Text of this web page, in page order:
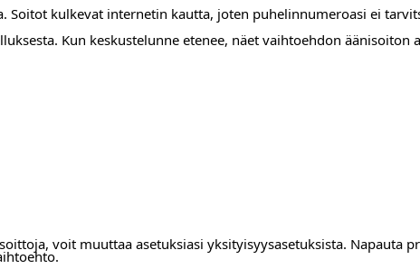
kulkevat internetin kautta, joten puhelinnumeroasi ei
Kun keskustelunne etenee, näet vaihtoehdon äänisoiton
voit muuttaa asetuksiasi yksityisyysasetuksista. Napauta